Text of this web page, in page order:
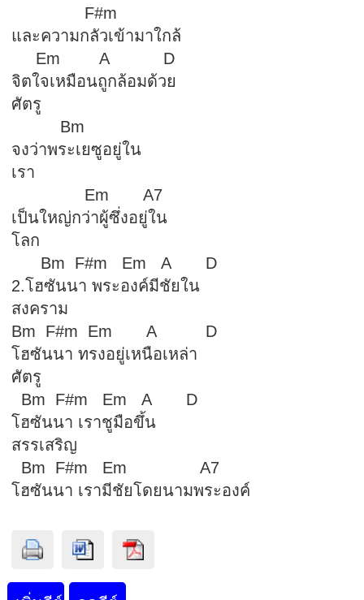
และความกลัวเข้ามาใกล้
Em A D
จิตใจเหมือนถูกล้อมด้วย
ศัตรู
Bm
จงว่าพระเยซูอยู่ใน
เรา
Em A7
เป็นใหญ่กว่าผู้ซึ่งอยู่ใน
โลก
Bm F#m Em A D
2.โฮซันนา พระองค์มีชัยใน
สงคราม
Bm F#m Em A D
โฮซันนา ทรงอยู่เหนือเหล่า
ศัตรู
Bm F#m Em A D
โฮซันนา เราชูมือขึ้น
สรรเสริญ
Bm F#m Em A7
โฮซันนา เรามีชัยโดยนามพระองค์